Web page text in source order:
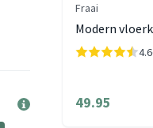
Fraai
Modern
4.6
49.95